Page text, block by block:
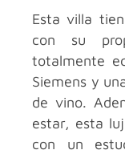
Esta villa
con su
totalmente
Siemens y
de vino.
estar, esta
con un